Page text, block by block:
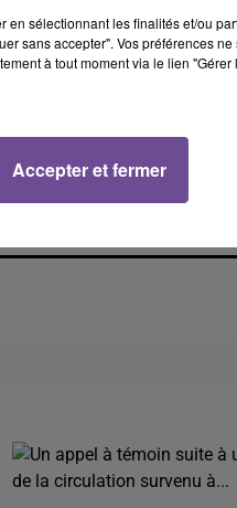
en sélectionnant les finalités et/ou
sans accepter". Vos préférences
à tout moment via le lien
Accepter et fermer